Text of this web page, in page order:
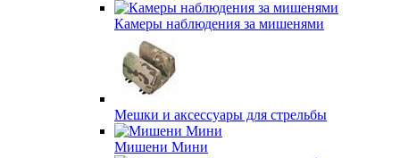
Камеры наблюдения за мишенями
Мешки и аксессуары для стрельбы
Мишени Мини